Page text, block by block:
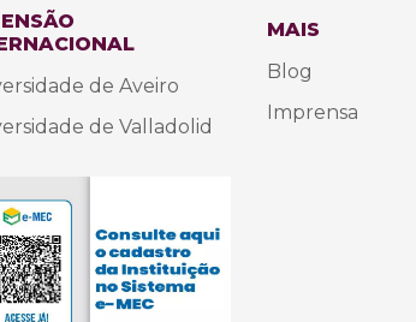
de Aveiro
de Valladolid
MAIS
Blog
Imprensa